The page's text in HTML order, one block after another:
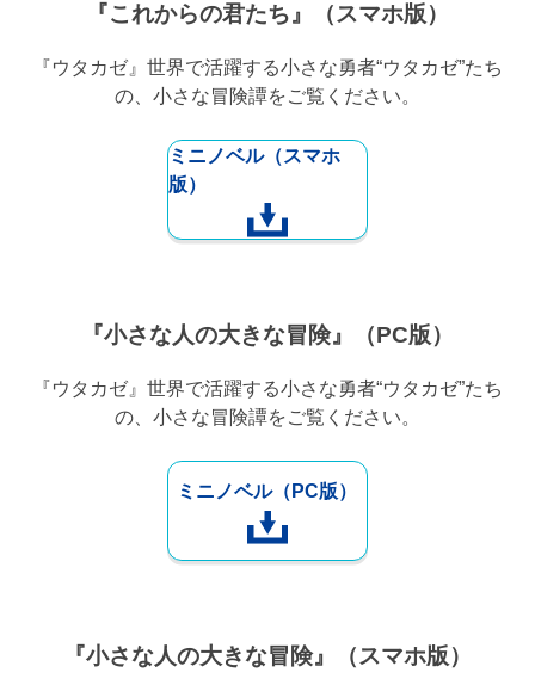
『これからの君たち』（スマホ版）
『ウタカゼ』世界で活躍する小さな勇者“ウタカゼ”たち
の、小さな冒険譚をご覧ください。
ミニノベル（スマホ
版）
『小さな人の大きな冒険』（PC版）
『ウタカゼ』世界で活躍する小さな勇者“ウタカゼ”たち
の、小さな冒険譚をご覧ください。
ミニノベル（PC版）
『小さな人の大きな冒険』（スマホ版）